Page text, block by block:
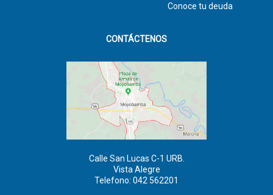
Conoce tu deuda
CONTÁCTENOS
Calle San Lucas C-1 URB.
Vista Alegre
Telefono: 042 562201